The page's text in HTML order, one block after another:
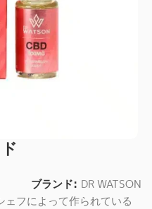
ブランド: DR WATSON
フによって作られている